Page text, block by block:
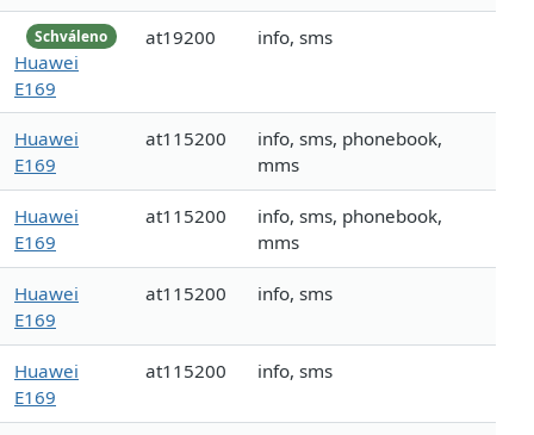
Schváleno
Huawei
E169
at19200 info, sms
Huawei
E169
at115200
info, sms, phonebook,
mms
Huawei
E169
at115200
info, sms, phonebook,
mms
Huawei
E169
at115200 info, sms
Huawei
E169
at115200 info, sms